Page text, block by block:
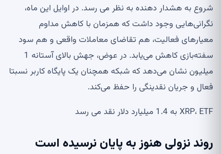
شروع به هشدار دهنده به نظر می رسد. در اوایل این ماه،
نگرانی‌هایی وجود داشت که همزمان با کاهش مداوم
معیارهای فعالیت، هم تقاضای معاملات واقعی و هم سود
سفته‌بازی کاهش می‌یابد. در عوض، جهش بالای آستانه 1
میلیون نشان می‌دهد که شبکه همچنان یک پایگاه کاربر نسبتا
فعال و جریان نقدینگی را حفظ می‌کند.
XRP، ETF به 1.4 میلیارد دلار نقد می رسد
روند نزولی هنوز به پایان نرسیده است